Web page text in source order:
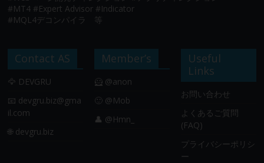
#MT4 #Expert Advisor #Indicator
#MQL4デコンパイラ 等
Contact AS
🦅 DEVGRU
📧 devgru.biz@gma
il.com
🌐 devgru.biz
Member’s
🦸 @anon
🙂 @Mob
👤 @Hmn_
Useful
Links
お問い合わせ
よくあるご質問
(FAQ)
プライバシーポリシ
ー